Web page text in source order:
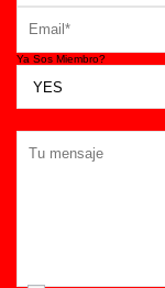
Ya Sos Miembro?